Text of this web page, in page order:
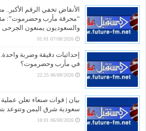
الأنقاض تخفي الرقم
“محرقة مأرب وحضرموت”:
والسعوديون يمنعون الجرحى
07/08/2026 01:01
إحداثيات دقيقة وضربة
في مأرب وحضرموت؟
06/08/2026 22:25
بيان | قوات صنعاء تعلن
سعودية شرق اليمن وتتوعد
06/08/2026 18:01